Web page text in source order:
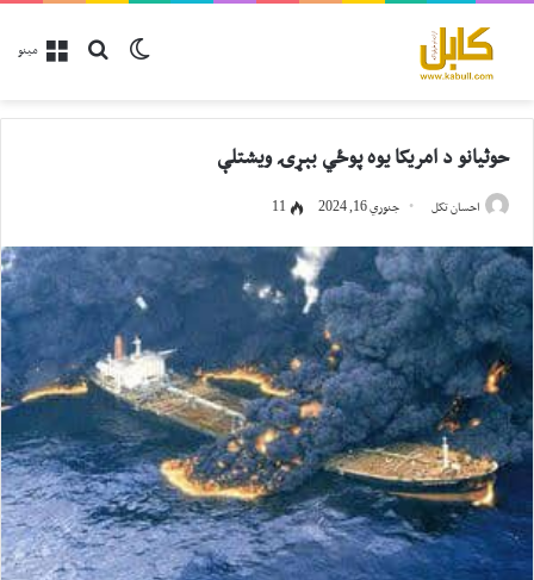
مینو پلټل
Switch skin
حوثيانو د امریکا یوه پوځي بېړۍ ویشتلې
احسان تکل جنوري 16, 2024 11